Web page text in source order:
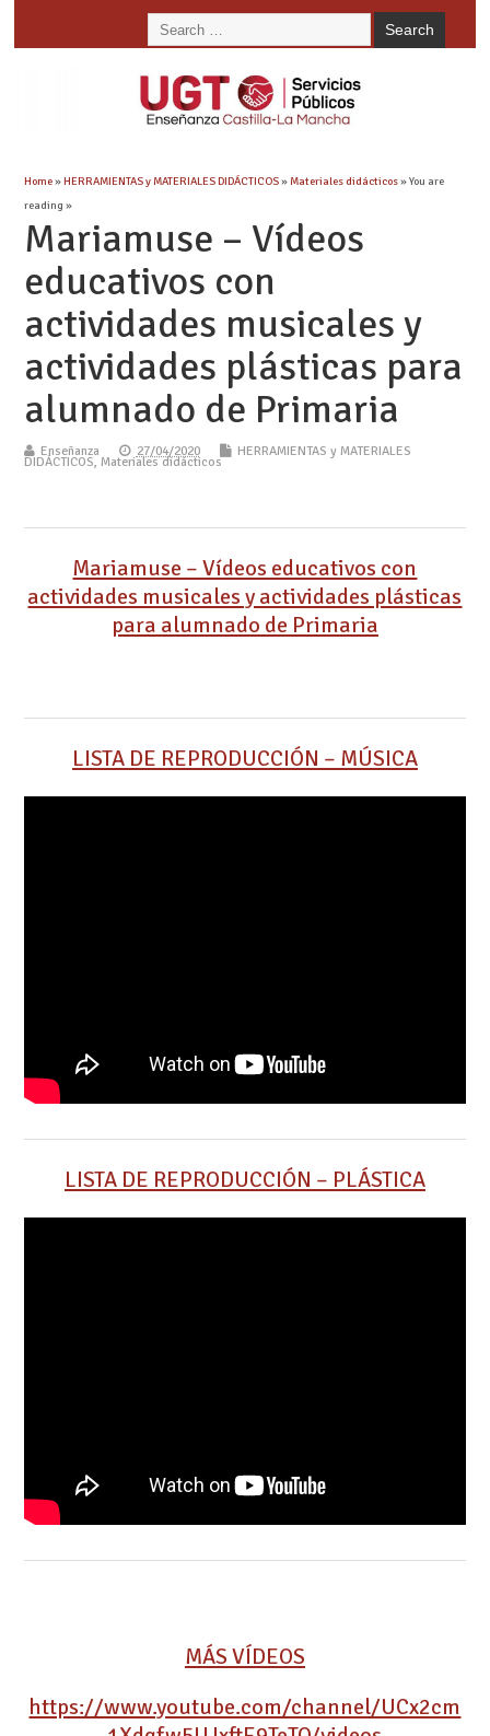
Home»HERRAMIENTAS y MATERIALES DIDÁCTICOS»Materiales didácticos» You are
reading »
Mariamuse – Vídeos
educativos con
actividades musicales y
actividades plásticas para
alumnado de Primaria
Enseñanza 27/04/2020 HERRAMIENTAS y MATERIALES
DIDÁCTICOS, Materiales didácticos
Mariamuse – Vídeos educativos con
actividades musicales y actividades plásticas
para alumnado de Primaria
LISTA DE REPRODUCCIÓN – MÚSICA
LISTA DE REPRODUCCIÓN – PLÁSTICA
MÁS VÍDEOS
https://www.youtube.com/channel/UCx2cm